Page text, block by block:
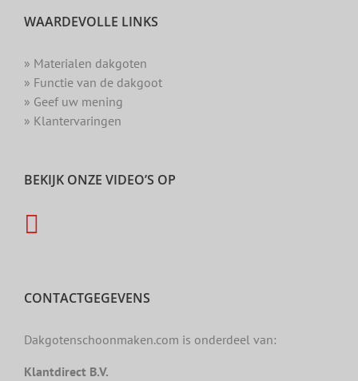
WAARDEVOLLE LINKS
» Materialen dakgoten
» Functie van de dakgoot
» Geef uw mening
» Klantervaringen
BEKIJK ONZE VIDEO’S OP
CONTACTGEGEVENS
Dakgotenschoonmaken.com is onderdeel van:
Klantdirect B.V.